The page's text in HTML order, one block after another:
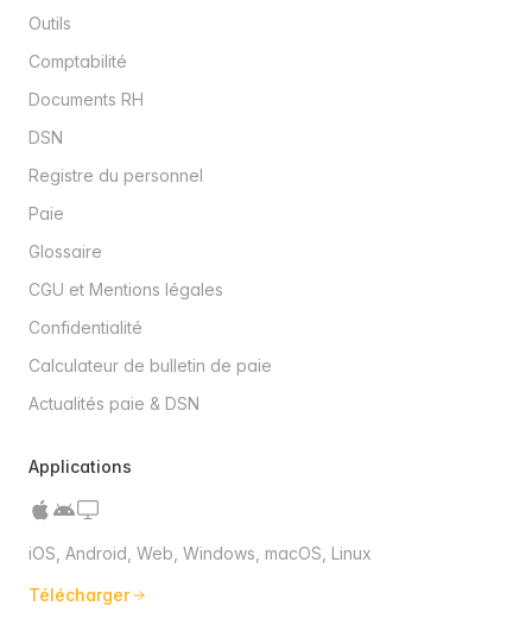
Outils
Comptabilité
Documents RH
DSN
Registre du personnel
Paie
Glossaire
CGU et Mentions légales
Confidentialité
Calculateur de bulletin de paie
Actualités paie & DSN
Applications
iOS, Android, Web, Windows, macOS, Linux
Télécharger